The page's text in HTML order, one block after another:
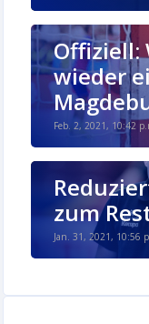
Offiziell:
wieder
Feb. 2, 2021, 10:42
zum
Jan. 31, 2021, 10:56